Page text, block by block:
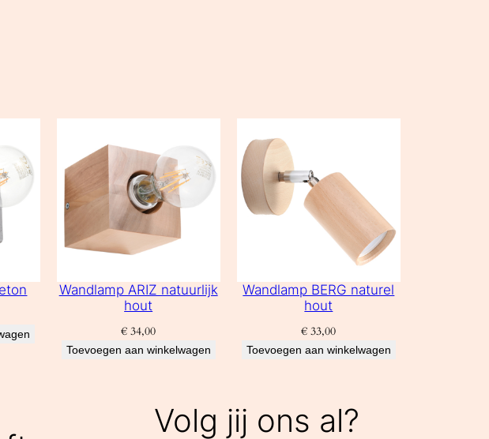
Wandlamp ARIZ natuurlijk
hout
€ 34,00
Toevoegen aan winkelwagen
Wandlamp BERG naturel
hout
€ 33,00
Toevoegen aan winkelwagen
Volg jij ons al?